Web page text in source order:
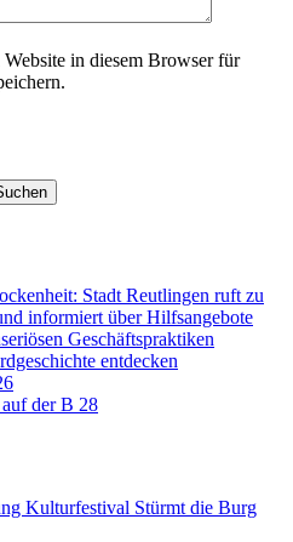
in diesem Browser für
Stadt Reutlingen ruft zu
informiert über Hilfsangebote
Geschäftspraktiken
entdecken
der B 28
Kulturfestival Stürmt die Burg